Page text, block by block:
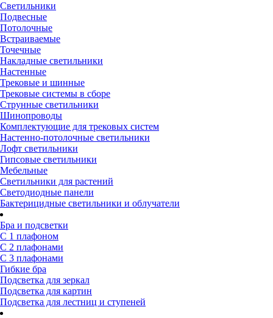
Светильники
Подвесные
Потолочные
Встраиваемые
Точечные
Накладные светильники
Настенные
Трековые и шинные
Трековые системы в сборе
Струнные светильники
Шинопроводы
Комплектующие для трековых систем
Настенно-потолочные светильники
Лофт светильники
Гипсовые светильники
Мебельные
Светильники для растений
Светодиодные панели
Бактерицидные светильники и облучатели
Бра и подсветки
С 1 плафоном
С 2 плафонами
С 3 плафонами
Гибкие бра
Подсветка для зеркал
Подсветка для картин
Подсветка для лестниц и ступеней